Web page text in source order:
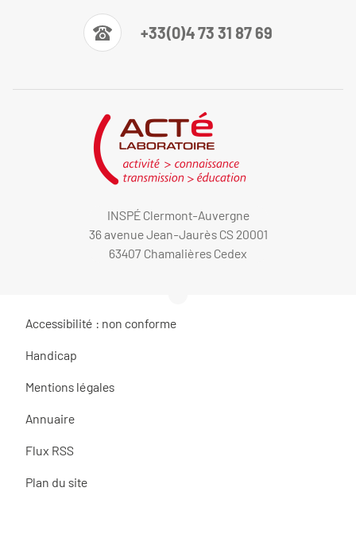
+33(0)4 73 31 87 69
INSPÉ Clermont-Auvergne
36 avenue Jean-Jaurès CS 20001
63407 Chamalières Cedex
Accessibilité : non conforme
Handicap
Mentions légales
Annuaire
Flux RSS
Plan du site